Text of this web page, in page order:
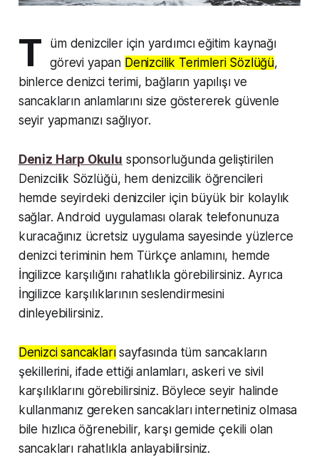
T
üm denizciler için yardımcı eğitim kaynağı
görevi yapan Denizcilik Terimleri Sözlüğü,
binlerce denizci terimi, bağların yapılışı ve
sancakların anlamlarını size göstererek güvenle
seyir yapmanızı sağlıyor.
Deniz Harp Okulu sponsorluğunda geliştirilen
Denizcilik Sözlüğü, hem denizcilik öğrencileri
hemde seyirdeki denizciler için büyük bir kolaylık
sağlar. Android uygulaması olarak telefonunuza
kuracağınız ücretsiz uygulama sayesinde yüzlerce
denizci teriminin hem Türkçe anlamını, hemde
İngilizce karşılığını rahatlıkla görebilirsiniz. Ayrıca
İngilizce karşılıklarının seslendirmesini
dinleyebilirsiniz.
Denizci sancaklarısayfasında tüm sancakların
şekillerini, ifade ettiği anlamları, askeri ve sivil
karşılıklarını görebilirsiniz. Böylece seyir halinde
kullanmanız gereken sancakları internetiniz olmasa
bile hızlıca öğrenebilir, karşı gemide çekili olan
sancakları rahatlıkla anlayabilirsiniz.